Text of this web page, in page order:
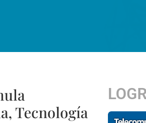
Tecnología